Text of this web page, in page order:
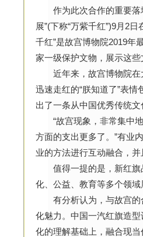
作为此次合作的重要落
展”(下称“万紫千红”)9月2
千红”是故宫博物院2019年
家一级保护文物，展示这些
近年来，故宫博物院在
迅速走红的“朕知道了”表
出了一条从中国优秀传统文
“故宫现象，非常集中地
方面的支出更多了。”有业
业的方法进行互动融合，
值得一提的是，新红旗
化、公益、教育等多个领
有分析认为，与故宫的
化魅力。中国一汽红旗造
化的理解基础上，融合现